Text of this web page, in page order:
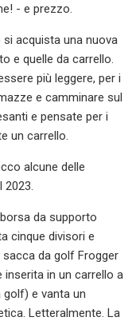
- e prezzo.
acquista una nuova
e quelle da carrello.
più leggere, per i
e camminare sul
e pensate per i
un carrello.
alcune delle
2023.
da supporto
cinque divisori e
da golf Frogger
in un carrello a
e vanta un
Letteralmente. La